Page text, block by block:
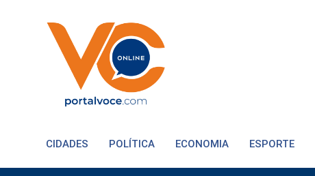
CIDADES POLÍTICA ECONOMIA ESPORTE